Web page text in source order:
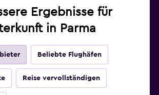
Ergebnisse für
in Parma
Beliebte Flughäfen
Reise vervollständigen